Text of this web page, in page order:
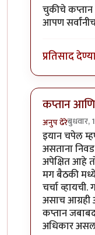
चुकीचे
आपण
प्रतिसाद
कप्तान
अनुप ढेरेबुधवार,
In reply to
इयान चपेल
असताना
अपेक्षित आहे
मग बैठकी
चर्चा
असाच आग्रही
कप्तान
अधिकार